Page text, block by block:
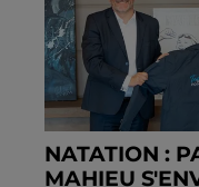
NATATION :
MAHIEU